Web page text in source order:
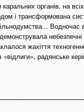
органів, на
і трансформована
Водночас
жахіття
«відлиги», радянське